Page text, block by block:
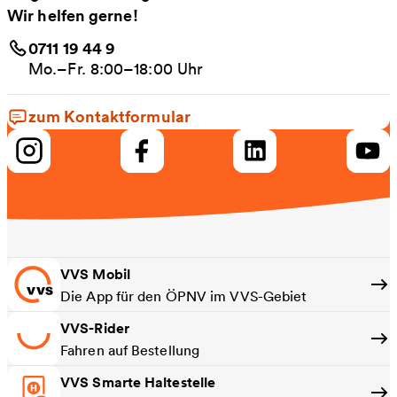
Wir helfen gerne!
0711 19 44 9
Mo.–Fr. 8:00–18:00 Uhr
zum Kontaktformular
VVS Mobil
Die App für den ÖPNV im VVS-Gebiet
VVS-Rider
Fahren auf Bestellung
VVS Smarte Haltestelle